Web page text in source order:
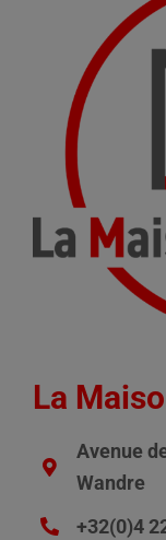
La
Avenue
Wandre
+32(0)4